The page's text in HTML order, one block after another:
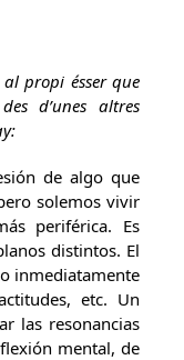
propi ésser que
d’unes altres
de algo que
solemos vivir
periférica. Es
distintos. El
inmediatamente
etc. Un
las resonancias
mental, de